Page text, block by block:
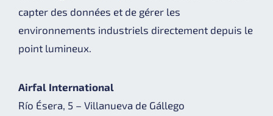
capter des données et de gérer les
environnements industriels directement depuis le
point lumineux.
Airfal International
Río Ésera, 5 – Villanueva de Gállego